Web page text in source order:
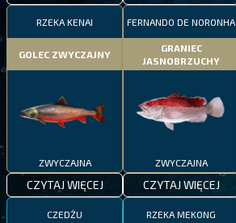
RZEKA KENAI
GOLEC ZWYCZAJNY
ZWYCZAJNA
CZYTAJ WIĘCEJ
FERNANDO DE NORONHA
GRANIEC
JASNOBRZUCHY
ZWYCZAJNA
CZYTAJ WIĘCEJ
CZEDŻU RZEKA MEKONG